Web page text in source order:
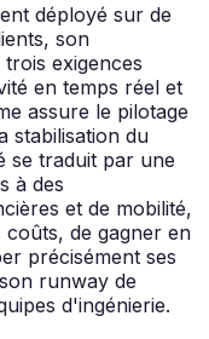
déployé sur de
son
exigences
en temps réel et
assure le pilotage
stabilisation du
se traduit par une
à des
et de mobilité,
coûts, de gagner en
précisément ses
runway de
d'ingénierie.